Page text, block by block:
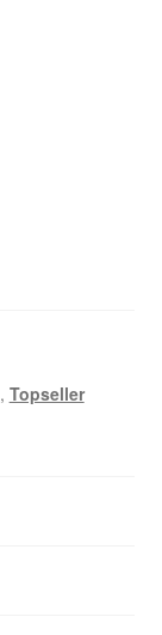
, Topseller